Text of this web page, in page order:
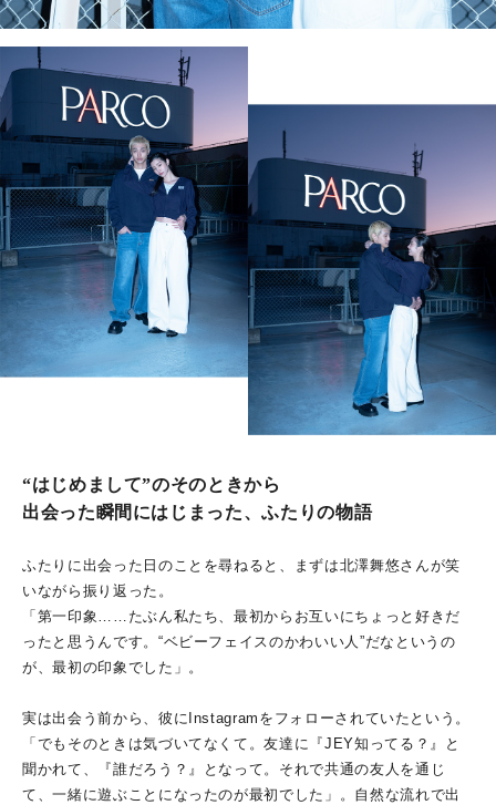
“はじめまして”のそのときから
出会った瞬間にはじまった、ふたりの物語
ふたりに出会った日のことを尋ねると、まずは北澤舞悠さんが笑
いながら振り返った。
「第一印象……たぶん私たち、最初からお互いにちょっと好きだ
ったと思うんです。“ベビーフェイスのかわいい人”だなというの
が、最初の印象でした」。
実は出会う前から、彼にInstagramをフォローされていたという。
「でもそのときは気づいてなくて。友達に『JEY知ってる？』と
聞かれて、『誰だろう？』となって。それで共通の友人を通じ
て、一緒に遊ぶことになったのが最初でした」。自然な流れで出